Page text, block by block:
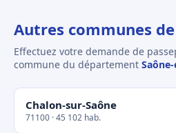
Autres communes
Effectuez votre demande de
commune du département
Chalon-sur-Saône
71100 · 45 102 hab.